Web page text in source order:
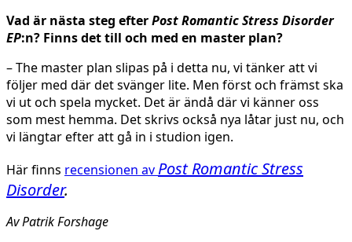
Vad är nästa steg efterPost Romantic Stress Disorder
EP:n? Finns det till och med en master plan?
– The master plan slipas på i detta nu, vi tänker att vi
följer med där det svänger lite. Men först och främst ska
vi ut och spela mycket. Det är ändå där vi känner oss
som mest hemma. Det skrivs också nya låtar just nu, och
vi längtar efter att gå in i studion igen.
Här finns recensionen av Post Romantic Stress
Disorder.
Av Patrik Forshage